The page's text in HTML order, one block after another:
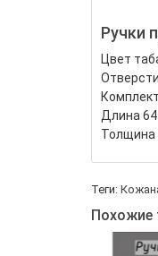
Ручки
Цвет
Длина 64
Толщина
Теги:
Похожие